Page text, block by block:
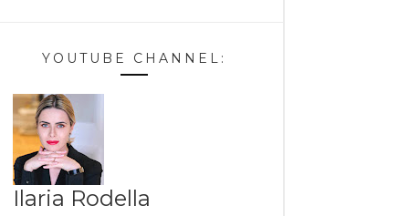
YOUTUBE CHANNEL:
Ilaria Rodella